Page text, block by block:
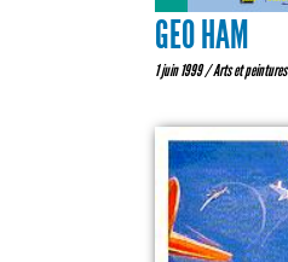
GEO HAM
1 juin 1999 /Arts et peintures